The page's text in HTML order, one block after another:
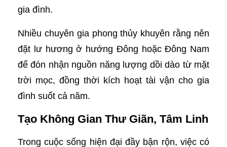
gia đình.
Nhiều chuyên gia phong thủy khuyên rằng nên
đặt lư hương ở hướng Đông hoặc Đông Nam
để đón nhận nguồn năng lượng dồi dào từ mặt
trời mọc, đồng thời kích hoạt tài vận cho gia
đình suốt cả năm.
Tạo Không Gian Thư Giãn, Tâm Linh
Trong cuộc sống hiện đại đầy bận rộn, việc có